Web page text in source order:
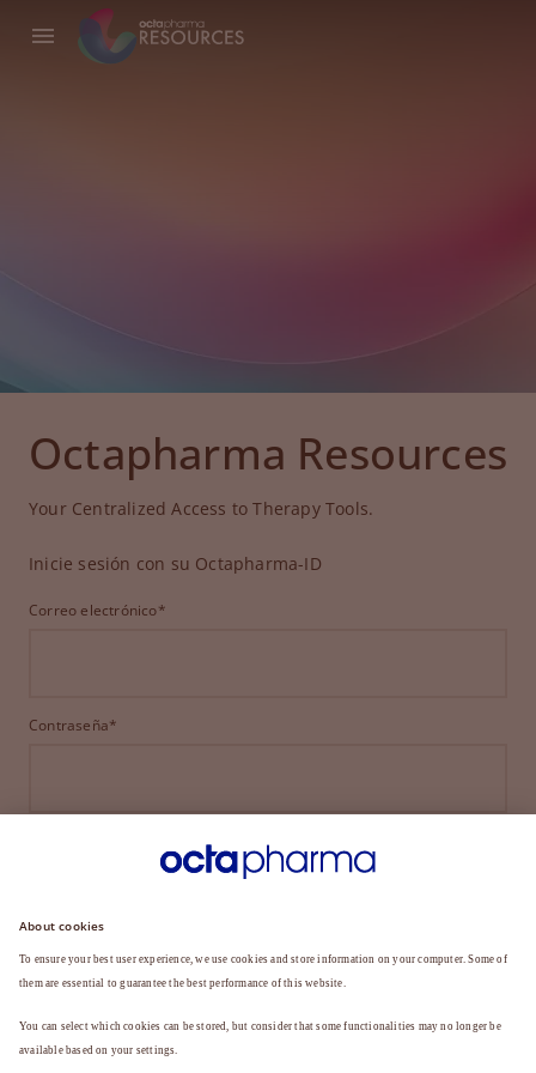
Octapharma Resources
Your Centralized Access to Therapy Tools.
Inicie sesión con su Octapharma-ID
Correo electrónico*
Contraseña*
INICIAR SESIÓN
¿HA OLVIDADO SU CONTRASEÑA?
¿Aún no es miembro?